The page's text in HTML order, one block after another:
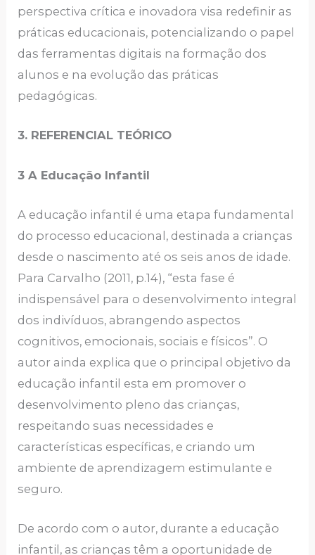
perspectiva crítica e inovadora visa redefinir as
práticas educacionais, potencializando o papel
das ferramentas digitais na formação dos
alunos e na evolução das práticas
pedagógicas.
3. REFERENCIAL TEÓRICO
3 A Educação Infantil
A educação infantil é uma etapa fundamental
do processo educacional, destinada a crianças
desde o nascimento até os seis anos de idade.
Para Carvalho (2011, p.14), “esta fase é
indispensável para o desenvolvimento integral
dos indivíduos, abrangendo aspectos
cognitivos, emocionais, sociais e físicos”. O
autor ainda explica que o principal objetivo da
educação infantil esta em promover o
desenvolvimento pleno das crianças,
respeitando suas necessidades e
características específicas, e criando um
ambiente de aprendizagem estimulante e
seguro.
De acordo com o autor, durante a educação
infantil, as crianças têm a oportunidade de